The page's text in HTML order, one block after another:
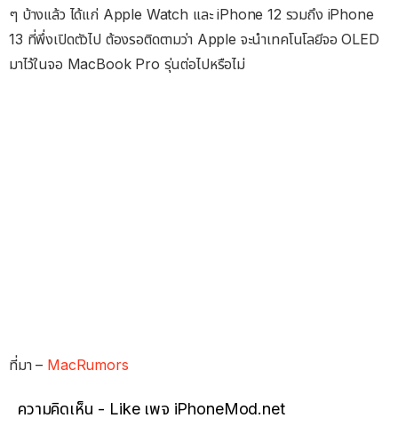
ๆ บ้างแล้ว ได้แก่ Apple Watch และ iPhone 12 รวมถึง iPhone
13 ที่พึ่งเปิดตัวไป ต้องรอติดตามว่า Apple จะนำเทคโนโลยีจอ OLED
มาไว้ในจอ MacBook Pro รุ่นต่อไปหรือไม่
ที่มา – MacRumors
ความคิดเห็น - Like เพจ iPhoneMod.net